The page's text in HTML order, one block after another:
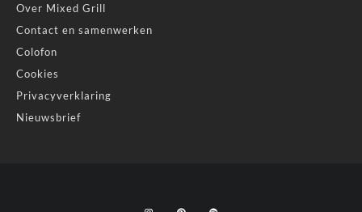
Over Mixed Grill
Contact en samenwerken
Colofon
Cookies
Privacyverklaring
Nieuwsbrief